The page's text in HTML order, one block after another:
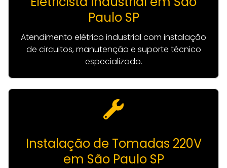
Paulo SP
Atendimento elétrico industrial com instalação
de circuitos, manutenção e suporte técnico
especializado.
Instalação de Tomadas 220V
em São Paulo SP